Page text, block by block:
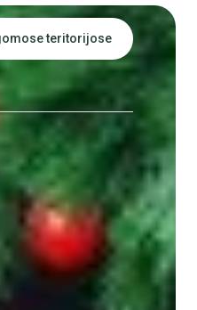
teritorijose